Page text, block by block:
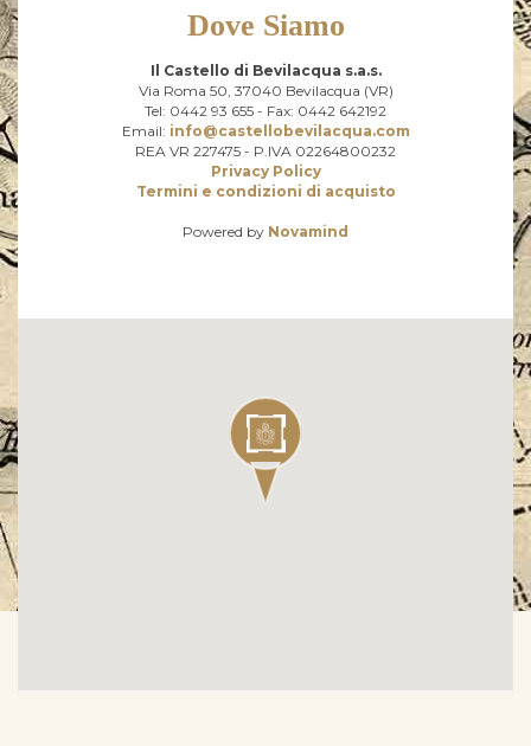
Dove Siamo
Il Castello di Bevilacqua s.a.s.
Via Roma 50, 37040 Bevilacqua (VR)
Tel: 0442 93 655 - Fax: 0442 642192
Email: info@castellobevilacqua.com
REA VR 227475 - P.IVA 02264800232
Privacy Policy
Termini e condizioni di acquisto
Powered by Novamind